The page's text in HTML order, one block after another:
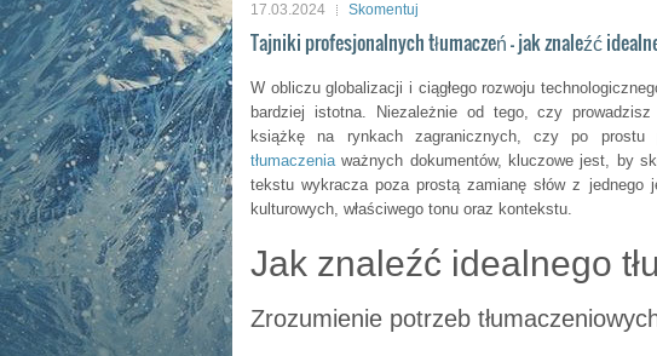
17.03.2024 Skomentuj
Tajniki profesjonalnych tłumaczeń – jak znaleźć
W obliczu globalizacji i ciągłego rozwoju
bardziej istotna. Niezależnie od tego, czy
książkę na rynkach zagranicznych, czy po prostu
tłumaczeniaważnych dokumentów, kluczowe jest, by
tekstu wykracza poza prostą zamianę słów z jednego
kulturowych, właściwego tonu oraz kontekstu.
Jak znaleźć idealnego
Zrozumienie potrzeb